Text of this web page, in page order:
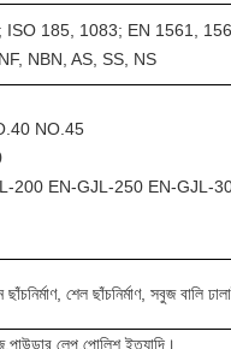
ISO 185, 1083; EN 1561,
NBN, AS, SS, NS
NO.45
200 EN-GJL-250 EN-GJL-
শেল ছাঁচনির্মাণ, সবুজ বালি
লেপ,পোলিশ ইত্যাদি।